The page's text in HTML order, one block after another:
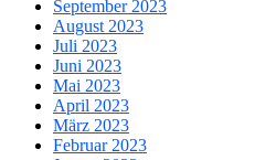
September 2023
August 2023
Juli 2023
Juni 2023
Mai 2023
April 2023
März 2023
Februar 2023